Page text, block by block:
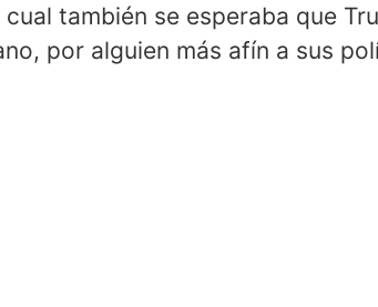
también se esperaba que
por alguien más afín a sus